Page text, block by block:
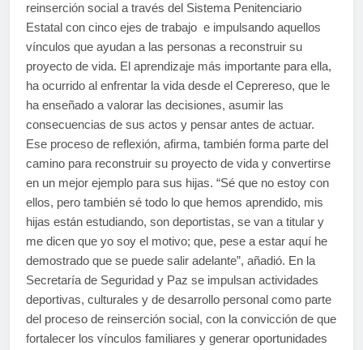
reinserción social a través del Sistema Penitenciario
Estatal con cinco ejes de trabajo e impulsando aquellos
vínculos que ayudan a las personas a reconstruir su
proyecto de vida. El aprendizaje más importante para ella,
ha ocurrido al enfrentar la vida desde el Ceprereso, que le
ha enseñado a valorar las decisiones, asumir las
consecuencias de sus actos y pensar antes de actuar.
Ese proceso de reflexión, afirma, también forma parte del
camino para reconstruir su proyecto de vida y convertirse
en un mejor ejemplo para sus hijas. “Sé que no estoy con
ellos, pero también sé todo lo que hemos aprendido, mis
hijas están estudiando, son deportistas, se van a titular y
me dicen que yo soy el motivo; que, pese a estar aquí he
demostrado que se puede salir adelante”, añadió. En la
Secretaría de Seguridad y Paz se impulsan actividades
deportivas, culturales y de desarrollo personal como parte
del proceso de reinserción social, con la convicción de que
fortalecer los vínculos familiares y generar oportunidades